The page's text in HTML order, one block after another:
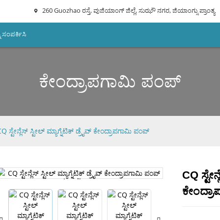
260 Guozhao ರಸ್ತೆ, ವುಜಿಯಾಂಗ್ ಜಿಲ್ಲೆ, ಸುಝೌ ನಗರ, ಜಿಯಾಂಗ್ಸು ಪ್ರಾಂತ್ಯ
ಸಂಪರ್ಕಿಸಿ
ಕೇಂದ್ರಾಪಗಾಮಿ ಪಂಪ್
ಸ್ಟೇನ್ಲೆಸ್ ಸ್ಟೀಲ್ ಮ್ಯಾಗ್ನೆಟಿಕ್ ಡ್ರೈವ್ ಕೇಂದ್ರಾಪಗಾಮಿ ಪಂಪ್
Loading...
Loading...
CQ